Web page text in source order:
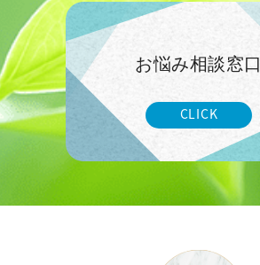
お悩み相談窓口
CLICK